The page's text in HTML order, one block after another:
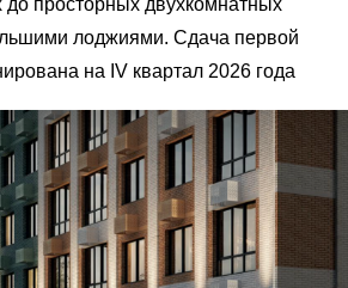
просторных двухкомнатных
лоджиями. Сдача первой
на IV квартал 2026 года